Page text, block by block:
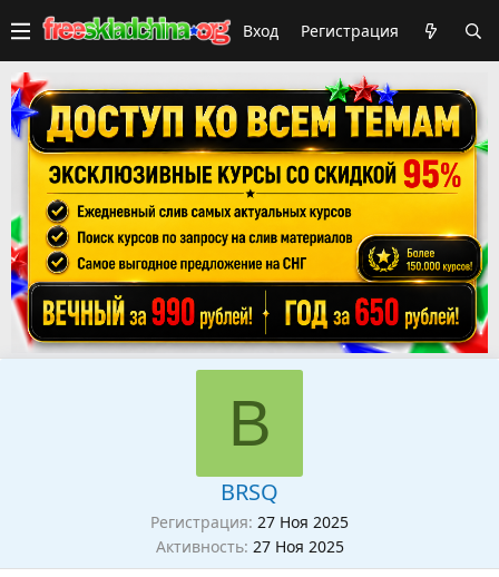
Вход Регистрация
B
BRSQ
Регистрация 27 Ноя 2025
Активность 27 Ноя 2025